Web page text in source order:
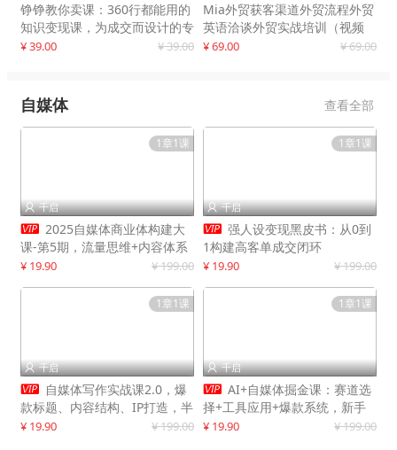
铮铮教你卖课：360行都能用的
知识变现课，为成交而设计的专
属课程
¥ 39.00 ¥ 39.00
Mia外贸获客渠道外贸流程外贸
英语洽谈外贸实战培训（视频
课）价值399元
¥ 69.00 ¥ 69.00
自媒体 查看全部
1章1课
 千启
 2025自媒体商业体构建大
课-第5期，流量思维+内容体系
+变现闭环，打造个人可持续生
¥ 19.90 ¥ 199.00
1章1课
 千启
 强人设变现黑皮书：从0到
1构建高客单成交闭环
¥ 19.90 ¥ 199.00
1章1课
 千启
 自媒体写作实战课2.0，爆
款标题、内容结构、IP打造，半
年复制30万粉月入10万+
¥ 19.90 ¥ 199.00
1章1课
 千启
 AI+自媒体掘金课：赛道选
择+工具应用+爆款系统，新手
快速起步，副业月入8000+
¥ 19.90 ¥ 199.00